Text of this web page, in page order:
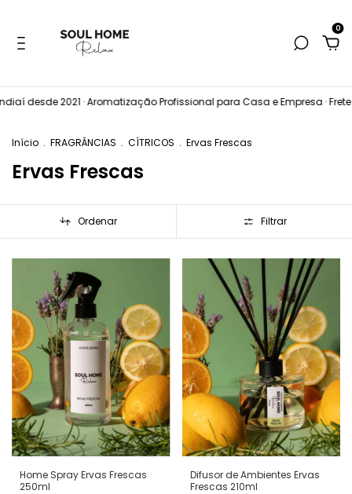
0
desde 2021 · Aromatização Profissional para Casa e Empresa ·
Início . FRAGRÂNCIAS . CÍTRICOS . Ervas Frescas
Ervas Frescas
Ordenar Filtrar
Home Spray Ervas Frescas
250ml
Difusor de Ambientes Ervas
Frescas 210ml